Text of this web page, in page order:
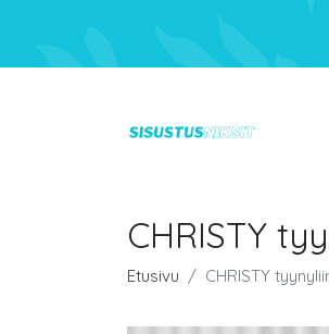
CHRISTY
Etusivu CHRISTY